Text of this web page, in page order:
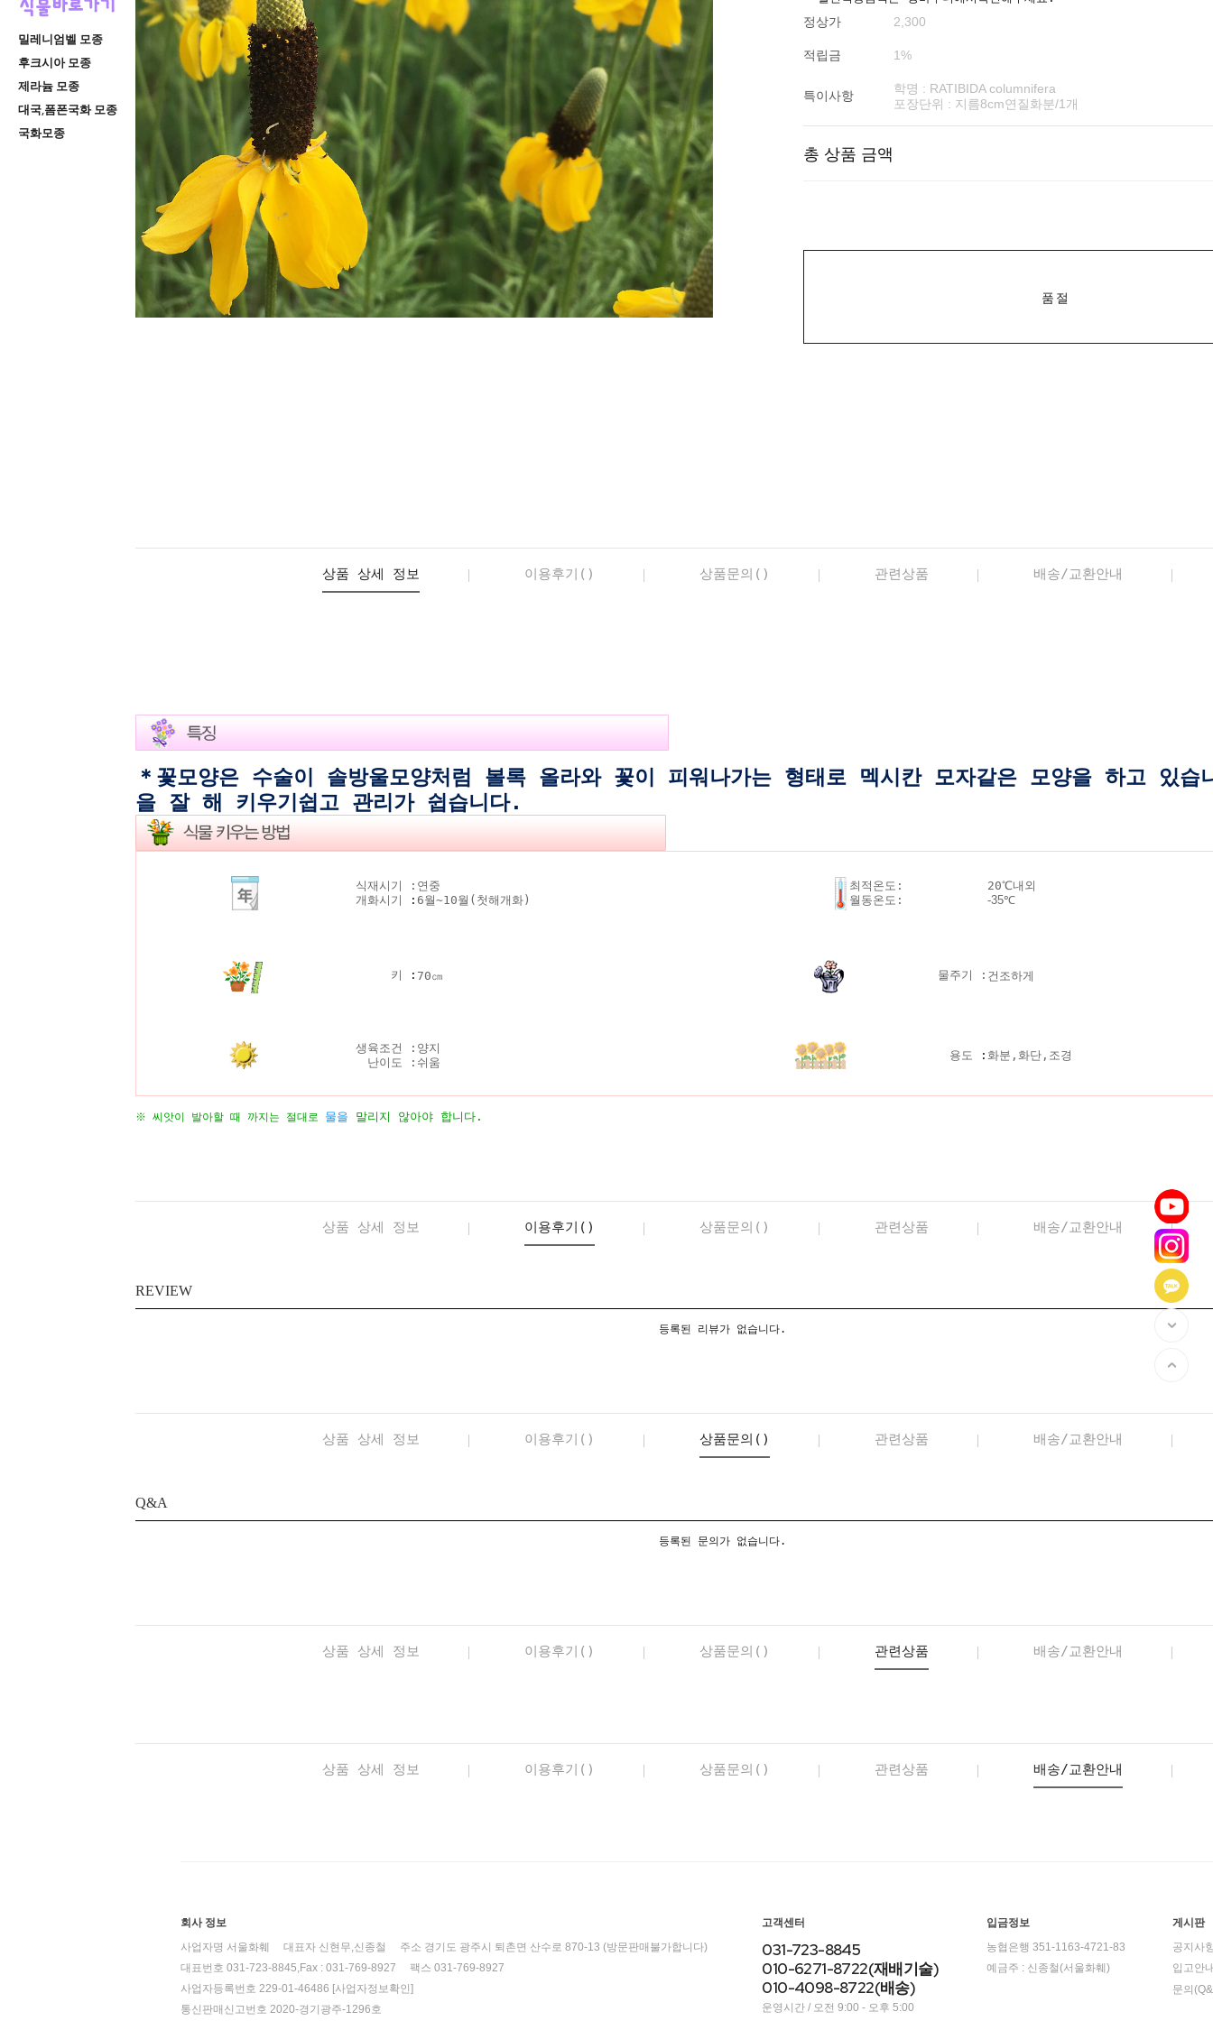
밀레니엄벨 모종
후크시아 모종
제라늄 모종
대국,폼폰국화 모종
국화모종
정상가 2,300
적립금 1%
특이사항
학명 : RATIBIDA columnifera
포장단위 : 지름8cm연질화분/1개
총 상품 금액
품절
상품 상세 정보 이용후기() 상품문의() 관련상품 배송/교환안내
＊꽃모양은 수술이 솔방울모양처럼 볼록 올라와 꽃이 피워나가는 형태로 멕시칸 모자같은 모양을 하고 있습
을 잘 해 키우기쉽고 관리가 쉽습니다.
식재시기 :
개화시기
:
연중
6월~10월(첫해개화)
최적온도:
월동온도:
20℃내외
-35℃
키 : 70㎝ 물주기 : 건조하게
생육조건 :
난이도 :
양지
쉬움
용도 : 화분,화단,조경
※ 씨앗이 발아할 때 까지는 절대로 물을 말리지 않아야 합니다.
상품 상세 정보 이용후기() 상품문의() 관련상품 배송/교환안내
REVIEW
등록된 리뷰가 없습니다.
상품 상세 정보 이용후기() 상품문의() 관련상품 배송/교환안내
Q&A
등록된 문의가 없습니다.
상품 상세 정보 이용후기() 상품문의() 관련상품 배송/교환안내
상품 상세 정보 이용후기() 상품문의() 관련상품 배송/교환안내
회사 정보
사업자명 서울화훼 대표자 신현무,신종철
주소 경기도 광주시 퇴촌면 산수로 870-13 (방문판매불가합니다)
대표번호 031-723-8845,Fax : 031-769-8927
팩스 031-769-8927
사업자등록번호 229-01-46486 [사업자정보확인]
통신판매신고번호 2020-경기광주-1296호
고객센터
031-723-8845
010-6271-8722(재배기술)
010-4098-8722(배송)
운영시간 / 오전 9:00 - 오후 5:00
입금정보
농협은행 351-1163-4721-83
예금주 : 신종철(서울화훼)
게시판
공지사
입고안
문의